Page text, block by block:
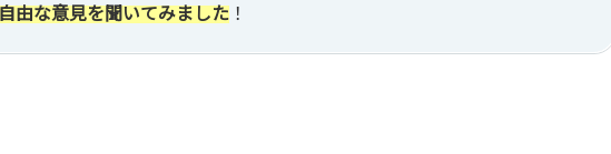
由な意見を聞いてみました ！